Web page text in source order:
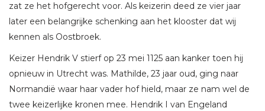
zat ze het hofgerecht voor. Als keizerin deed ze vier jaar
later een belangrijke schenking aan het klooster dat wij
kennen als Oostbroek.
Keizer Hendrik V stierf op 23 mei 1125 aan kanker toen hij
opnieuw in Utrecht was. Mathilde, 23 jaar oud, ging naar
Normandië waar haar vader hof hield, maar ze nam wel de
twee keizerlijke kronen mee. Hendrik I van Engeland